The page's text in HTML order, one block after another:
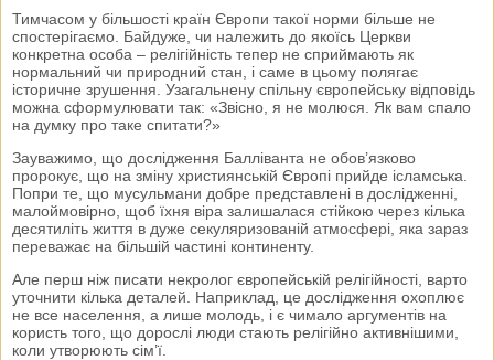
Тимчасом у більшості країн Європи такої норми більше не
спостерігаємо. Байдуже, чи належить до якоїсь Церкви
конкретна особа – релігійність тепер не сприймають як
нормальний чи природний стан, і саме в цьому полягає
історичне зрушення. Узагальнену спільну європейську відповідь
можна сформулювати так: «Звісно, я не молюся. Як вам спало
на думку про таке спитати?»
Зауважимо, що дослідження Балліванта не обов’язково
пророкує, що на зміну християнській Європі прийде ісламська.
Попри те, що мусульмани добре представлені в дослідженні,
малоймовірно, щоб їхня віра залишалася стійкою через кілька
десятиліть життя в дуже секуляризованій атмосфері, яка зараз
переважає на більшій частині континенту.
Але перш ніж писати некролог європейській релігійності, варто
уточнити кілька деталей. Наприклад, це дослідження охоплює
не все населення, а лише молодь, і є чимало аргументів на
користь того, що дорослі люди стають релігійно активнішими,
коли утворюють сім’ї.